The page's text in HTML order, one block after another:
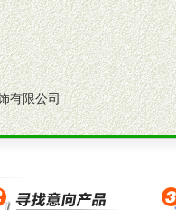
全国各地）
营理念。
信誉和资
好的终端
务团队能
有限公司